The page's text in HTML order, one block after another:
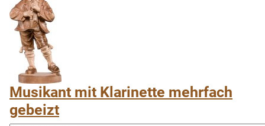
Musikant mit Klarinette mehrfach
gebeizt